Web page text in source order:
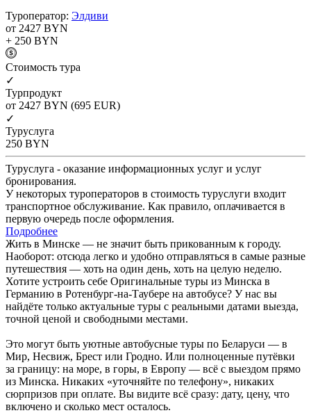
Туроператор: Элдиви
от 2427 BYN
+ 250 BYN
Cтоимость тура
✓
Турпродукт
от 2427 BYN (695 EUR)
✓
Туруслуга
250 BYN
Туруслуга - оказание информационных услуг и услуг
бронирования.
У некоторых туроператоров в стоимость туруслуги входит
транспортное обслуживание. Как правило, оплачивается в
первую очередь после оформления.
Подробнее
Жить в Минске — не значит быть прикованным к городу.
Наоборот: отсюда легко и удобно отправляться в самые разные
путешествия — хоть на один день, хоть на целую неделю.
Хотите устроить себе Оригинальные туры из Минска в
Германию в Ротенбург-на-Таубере на автобусе? У нас вы
найдёте только актуальные туры с реальными датами выезда,
точной ценой и свободными местами.
Это могут быть уютные автобусные туры по Беларуси — в
Мир, Несвиж, Брест или Гродно. Или полноценные путёвки
за границу: на море, в горы, в Европу — всё с выездом прямо
из Минска. Никаких «уточняйте по телефону», никаких
сюрпризов при оплате. Вы видите всё сразу: дату, цену, что
включено и сколько мест осталось.